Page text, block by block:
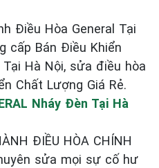
Điều Hòa General Tại
cấp Bán Điều Khiển
Tại Hà Nội, sửa điều hòa
Chất Lượng Giá Rẻ.
Nháy Đèn Tại Hà
ĐIỀU HÒA CHÍNH
sửa mọi sự cố hư